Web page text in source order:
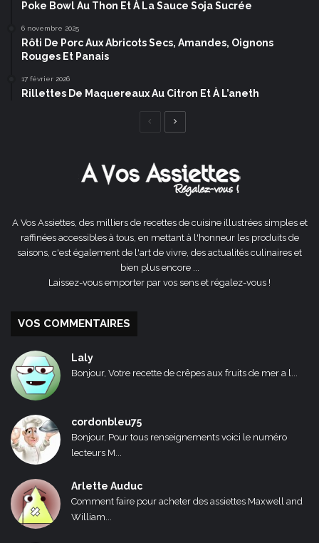
Poke Bowl Au Thon Et À La Sauce Soja Sucrée
6 novembre 2025
Rôti De Porc Aux Abricots Secs, Amandes, Oignons
Rouges Et Panais
17 février 2026
Rillettes De Maquereaux Au Citron Et À L’aneth
Page
A Vos Assiettes, des milliers de recettes de cuisine illustrées simples et
raffinées accessibles à tous, en mettant à l'honneur les produits de
saisons, c'est également de l'art de vivre, des actualités culinaires et
bien plus encore ...
Laissez-vous emporter par vos sens et régalez-vous !
VOS COMMENTAIRES
Laly
Bonjour, Votre recette de crêpes aux fruits de mer a l...
cordonbleu75
Bonjour, Pour tous renseignements voici le numéro
lecteurs M...
Arlette Auduc
Comment faire pour acheter des assiettes Maxwell and
William...